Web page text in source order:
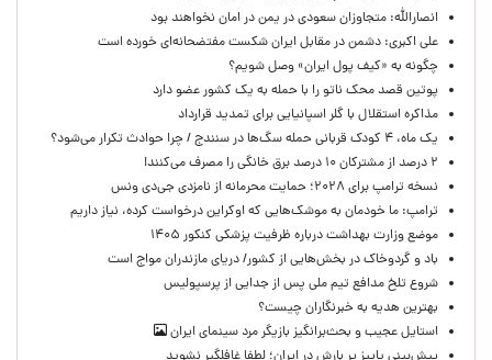
انصارالله: متجاوزان سعودی در یمن در امان نخواهند بود
علی اکبری: دشمن در مقابل ایران شکست مفتضحانه‌ای خورده است
چگونه به «کیف پول ایران» وصل شویم؟
پوتین قصد محک ناتو را با حمله به یک کشور عضو دارد
مذاکره استقلال با گلر اسپانیایی برای تمدید قرارداد
یک ماه، ۴ کودک قربانی حمله سگ‌ها در سنندج / چرا حوادث تکرار می‌شود؟
۲ درصد از مشترکان ۱۰ درصد برق خانگی را مصرف می‌کنند!
نسخه ترامپ برای ۲۰۲۸؛ حمایت محرمانه از نامزدی جی‌دی ونس
ترامپ: ما خودمان به موشک‌هایی که اوکراین درخواست کرده، نیاز داریم
موضع وزارت بهداشت درباره ظرفیت پزشکی کنکور ۱۴۰۵
باد و گردوخاک در بخش‌هایی از کشور/ دریای مازندران مواج است
شروع تلخ مدافع تیم ملی پس از جدایی از پرسپولیس
بهترین هدیه به خبرنگاران چیست؟
استایل عجیب و بحث‌برانگیز بازیگر مرد سینمای ایران